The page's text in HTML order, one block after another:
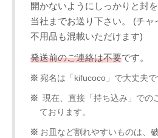
開かないようにしっかりと封
当社までお送り下さい。 (チ
不用品も混載いただけます)
発送前のご連絡は不要です。
宛名は「kifucoco」で大丈夫で
現在、直接「持ち込み」での
ております。
お皿など割れやすいものは、